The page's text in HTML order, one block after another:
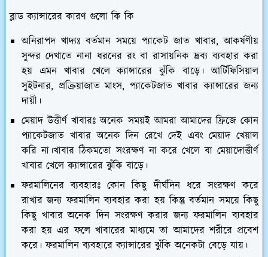
ব্লাড ক্যান্সারের কারণ গুলো কি কি
অনিরাপদ খাদ্যঃবর্তমান সময়ে প্যাকেট জাত খাবার, আকর্ষণীয়
সুন্দর দেখাতে নানা ধরনের রং বা রাসায়নিক দ্রব্য ব্যবহার করা
হয় এমন খাবার খেলে ক্যান্সারের ঝুঁকি বাড়ে। আর্টিফিসিয়াল
সুইটনার, প্রক্রিয়াজাত মাংস, প্যাকেটজাত খাবার ক্যান্সারের জন্য
দায়ী।
মেয়াদ উত্তীর্ণ খাবারঃঅনেক সময়ই আমরা আমাদের ফ্রিজে কোন
প্যাকেটজাত খাবার অনেক দিন রেখে দেই এবং মেয়াদ খেয়াল
করি না।খাবার ঠিকমতো সংরক্ষণ না করে খেলে বা মেয়াদোত্তীর্ণ
খাবার খেলে ক্যান্সারের ঝুঁকি বাড়ে।
ফরমালিনের ব্যবহারঃকোন কিছু দীর্ঘদিন ধরে সংরক্ষণ করে
রাখার জন্য ফরমালিন ব্যবহার করা হয় কিন্তু বর্তমান সময়ে কিছু
কিছু খাবার অনেক দিন সংরক্ষণ করার জন্য ফরমালিন ব্যবহার
করা হয় এর ফলে খাবারের মাধ্যমে তা আমাদের শরীরে প্রবেশ
করে। ফরমালিন ব্যবহারে ক্যান্সারের ঝুঁকি অনেকটা বেড়ে যায়।